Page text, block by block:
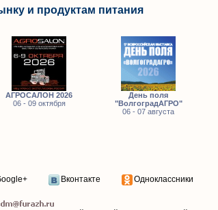
и продуктам питания
АГРОСАЛОН 2026
06 - 09 октября
День поля
"ВолгоградАГРО"
06 - 07 августа
Вконтакте Одноклассники